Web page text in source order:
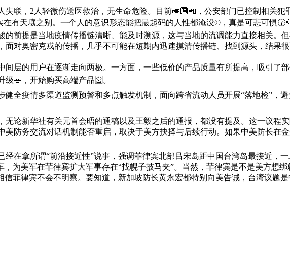
联，2人轻微伤送医救治，无生命危险。目前🎺🔟📲，公安部门已控制相关犯
天壤之别。一个人的意识形态能把最起码的人性都淹没©，真是可悲可惧
提是当地疫情传播链清晰、能及时溯源，这与当地的流调能力直接相关。
对奥密克戎的传播，几乎不可能在短期内迅速摸清传播链、找到源头，结果
的用户在逐渐走向两极。一方面，一些低价的产品质量有所提高，吸引了
🥗，开始购买高端产品🈺。
疫情多渠道监测预警和多点触发机制，面向跨省流动人员开展“落地检”，避
新华社有关元首会晤的通稿以及王毅之后的通报，都没有提及。这一议程
防务交流对话机制能否重启，取决于美方抉择与后续行动。如果中美防长在
拿所谓“前沿接近性”说事，强调菲律宾北部吕宋岛距中国台湾岛最接近，一
为美军在菲律宾扩大军事存在“找幌子披马夹”。当然，菲律宾是不是美方想
菲律宾不会不明察。要知道，新加坡防长黄永宏都特别向美告诫，台湾议题